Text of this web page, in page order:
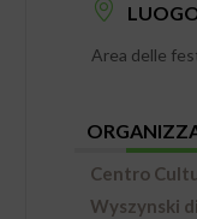
Area delle
Centro
Wyszynski